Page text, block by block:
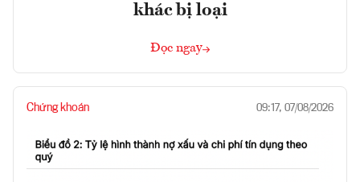
khác bị loại
Đọc ngay
Chứng khoán 09:17, 07/08/2026